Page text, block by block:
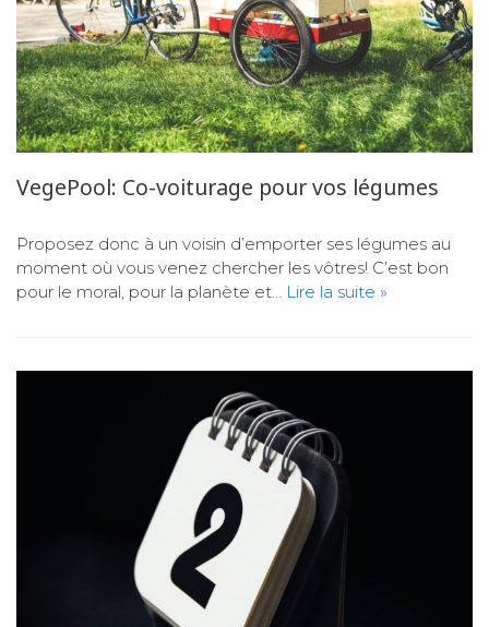
VegePool: Co-voiturage pour vos légumes
Proposez donc à un voisin d’emporter ses légumes au
moment où vous venez chercher les vôtres! C’est bon
pour le moral, pour la planète et… Lire la suite »